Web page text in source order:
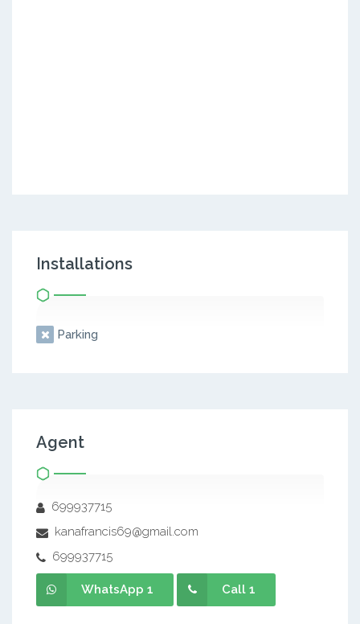
Installations
Parking
Agent
699937715
kanafrancis69@gmail.com
699937715
WhatsApp 1 Call 1